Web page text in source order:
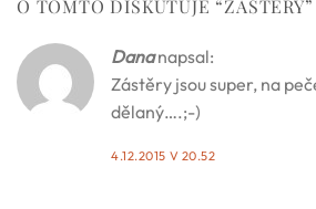
O TOMTO DISKUTUJE “ZÁSTĚRY”
Dana napsal:
Zástěry jsou super, na
dělaný….;-)
4.12.2015 V 20.52